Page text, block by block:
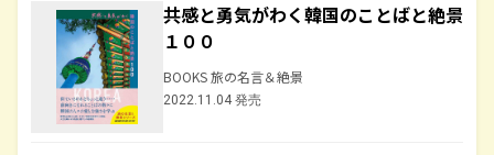
共感と勇気がわく韓国のことばと絶景
１００
BOOKS 旅の名言＆絶景
2022.11.04 発売